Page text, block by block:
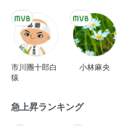
市川團十郎白
猿
小林麻央
急上昇ランキング